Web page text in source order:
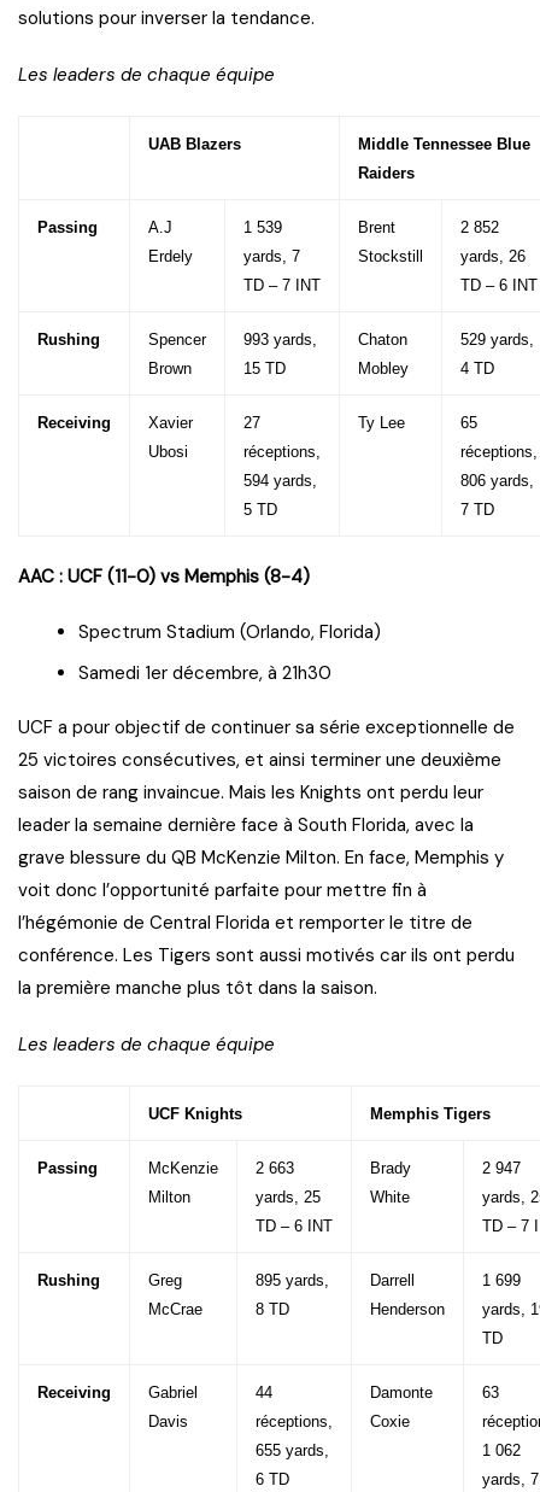
solutions pour inverser la tendance.
Les leaders de chaque équipe
UAB Blazers
Middle Tennessee Blue
Raiders
Passing
A.J
Erdely
1 539
yards, 7
TD – 7 INT
Brent
Stockstill
2 852
yards, 26
TD – 6 INT
Rushing
Spencer
Brown
993 yards,
15 TD
Chaton
Mobley
529 yards,
4 TD
Receiving
Xavier
Ubosi
27
réceptions,
594 yards,
5 TD
Ty Lee
65
réceptions,
806 yards,
7 TD
AAC : UCF (11-0) vs Memphis (8-4)
Spectrum Stadium (Orlando, Florida)
Samedi 1er décembre, à 21h30
UCF a pour objectif de continuer sa série exceptionnelle de
25 victoires consécutives, et ainsi terminer une deuxième
saison de rang invaincue. Mais les Knights ont perdu leur
leader la semaine dernière face à South Florida, avec la
grave blessure du QB McKenzie Milton. En face, Memphis y
voit donc l’opportunité parfaite pour mettre fin à
l’hégémonie de Central Florida et remporter le titre de
conférence. Les Tigers sont aussi motivés car ils ont perdu
la première manche plus tôt dans la saison.
Les leaders de chaque équipe
UCF Knights Memphis Tigers
Passing
McKenzie
Milton
2 663
yards, 25
TD – 6 INT
Brady
White
2 947
yards,
TD – 7
Rushing
Greg
McCrae
895 yards,
8 TD
Darrell
Henderson
1 699
yards,
TD
Receiving
Gabriel
Davis
44
réceptions,
655 yards,
6 TD
Damonte
Coxie
63
1 062
yards, 7